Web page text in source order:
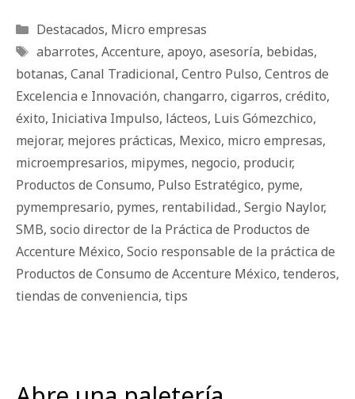
Categorías
Destacados, Micro empresas
Etiquetas
abarrotes, Accenture, apoyo, asesoría, bebidas,
botanas, Canal Tradicional, Centro Pulso, Centros de
Excelencia e Innovación, changarro, cigarros, crédito,
éxito, Iniciativa Impulso, lácteos, Luis Gómezchico,
mejorar, mejores prácticas, Mexico, micro empresas,
microempresarios, mipymes, negocio, producir,
Productos de Consumo, Pulso Estratégico, pyme,
pymempresario, pymes, rentabilidad., Sergio Naylor,
SMB, socio director de la Práctica de Productos de
Accenture México, Socio responsable de la práctica de
Productos de Consumo de Accenture México, tenderos,
tiendas de conveniencia, tips